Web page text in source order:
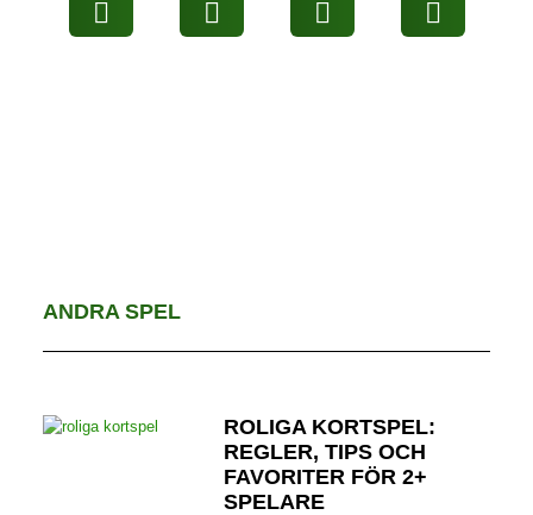
ANDRA SPEL
ROLIGA KORTSPEL:
REGLER, TIPS OCH
FAVORITER FÖR 2+
SPELARE